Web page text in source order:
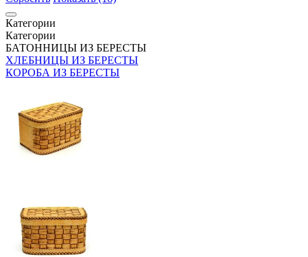
Категории
Категории
БАТОННИЦЫ ИЗ БЕРЕСТЫ
ХЛЕБНИЦЫ ИЗ БЕРЕСТЫ
КОРОБА ИЗ БЕРЕСТЫ